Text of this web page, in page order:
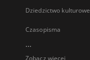
Dziedzictwo kulturowe
Czasopisma
...
Zobacz więcej